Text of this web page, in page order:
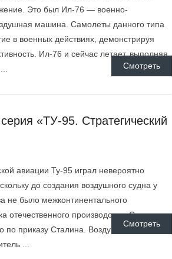
Это был Ил-76 — военно-
машина. Самолеты данного типа
в военных действиях, демонстрируя
Ил-76 и сейчас летает, выполняя
Смотреть
«ТУ-95. Стратегический
авиации Ту-95 играл невероятно
до создания воздушного судна у
не было межконтинентального
отечественного производства. Самолет
по приказу Сталина. Воздушная машина
...
Смотреть